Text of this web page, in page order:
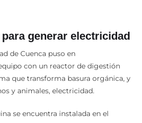
a través de la línea
generar electricidad
de Cuenca puso en
con un reactor de digestión
que transforma basura orgánica, y